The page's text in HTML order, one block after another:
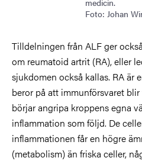
Foto: Johan
Tilldelningen från ALF ger
om reumatoid artrit (RA), eller
sjukdomen också kallas. RA är
beror på att immunförsvaret
börjar angripa kroppens egna
inflammation som följd. De
inflammationen får en högre
(metabolism) än friska celler,